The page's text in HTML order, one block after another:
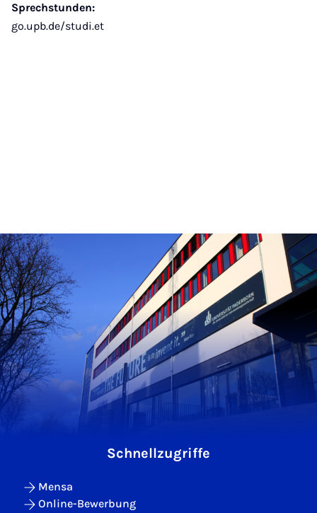
Sprechstunden:
go.upb.de/studi.et
Schnellzugriffe
Mensa
Online-Bewerbung